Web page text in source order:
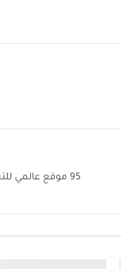
95 موقع عالمي للتسويق بالعمولة تكسب منها أرباح قوية